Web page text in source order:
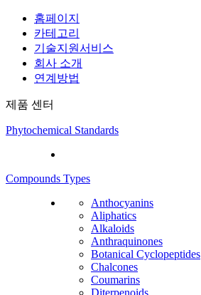
홈페이지
카테고리
기술지원서비스
회사 소개
연계방법
제품 센터
Phytochemical Standards
Compounds Types
Anthocyanins
Aliphatics
Alkaloids
Anthraquinones
Botanical Cyclopeptides
Chalcones
Coumarins
Diterpenoids